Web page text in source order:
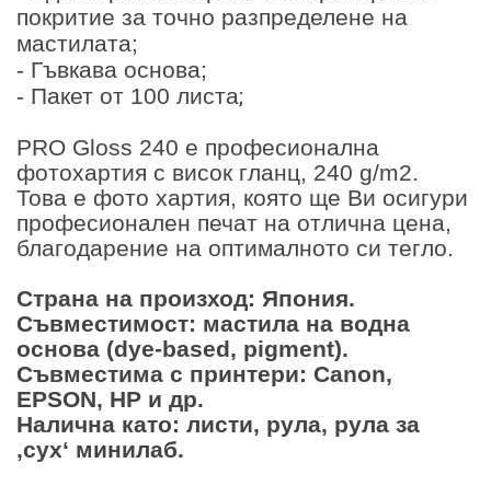
покритие за точно разпределене на
мастилата;
- Гъвкава основа;
- Пакет от 100 листа;
PRO Gloss 240 е професионална
фотохартия с висок гланц, 240 g/m2.
Това е фото хартия, която ще Ви осигури
професионален печат на отлична цена,
благодарение на оптималното си тегло.
Страна на произход: Япония.
Съвместимост: мастила на водна
основа (dye-based, pigment).
Съвместима с принтери: Canon,
EPSON, HP и др.
Налична като: листи, рула, рула за
‚сух‘ минилаб.